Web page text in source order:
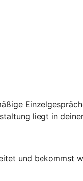
liegt in
und bekommst